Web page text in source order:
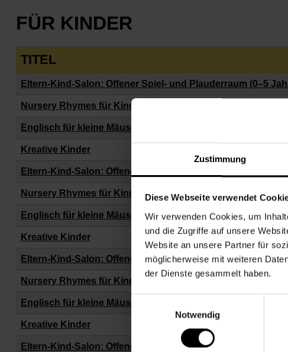
Zustimmung
Diese Webseite verwendet
Wir verwenden Cookies, um
und die Zugriffe auf unsere
Website an unsere Partner für
möglicherweise mit weiteren
der Dienste gesammelt haben.
Notwendig
FÜR KINDER
TITEL
Eltern-Kind-Salon: Offener Spiel- und Plauderraum (0–5
Nursery Rhymes für Kinder von 0–4 Jahren
Englisch für kleine Mäuse von 3-6 Jahren
Kreative Kinder
Eltern-Kind-Salon: Offener Spiel- und Plauderraum (0–5
Nursery Rhymes für Kinder von 0–4 Jahren
Englisch für kleine Mäuse von 3-6 Jahren
Kreative Kinder
Eltern-Kind-Salon: Offener Spiel- und Plauderraum (0–5
Nursery Rhymes für Kinder von 0–4 Jahren
Englisch für kleine Mäuse von 3-6 Jahren
Kreative Kinder
Eltern-Kind-Salon: Offener Spiel- und Plauderraum (0–5